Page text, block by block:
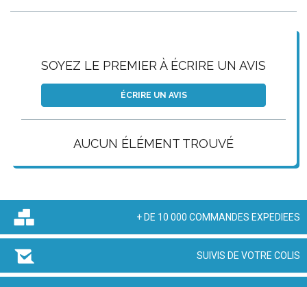
SOYEZ LE PREMIER À ÉCRIRE UN AVIS
ÉCRIRE UN AVIS
AUCUN ÉLÉMENT TROUVÉ
+ DE 10 000 COMMANDES EXPEDIEES
SUIVIS DE VOTRE COLIS